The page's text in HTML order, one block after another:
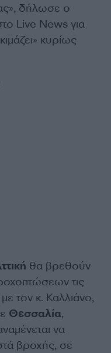
δήλωσε ο
Live News για
κυρίως
θα βρεθούν
τις
τον κ. Καλλιάνο,
Θεσσαλία,
να
βροχής, σε